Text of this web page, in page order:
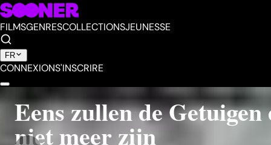
FILMSGENRESCOLLECTIONSJEUNESSE
FR
CONNEXIONS'INSCRIRE
Eens zullen de Getuigen
niet meer zijn